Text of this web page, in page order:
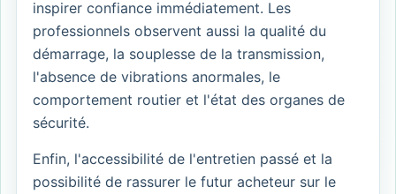
inspirer confiance immédiatement. Les
professionnels observent aussi la qualité du
démarrage, la souplesse de la transmission,
l'absence de vibrations anormales, le
comportement routier et l'état des organes de
sécurité.
Enfin, l'accessibilité de l'entretien passé et la
possibilité de rassurer le futur acheteur sur le